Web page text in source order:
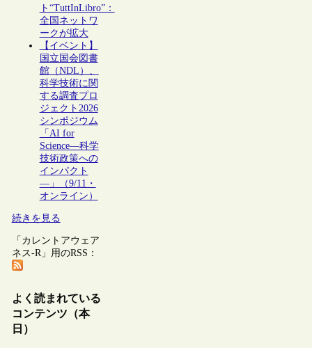
ト“TuttInLibro”：
全国ネットワ
ークが拡大
【イベント】
国立国会図書
館（NDL）、
科学技術に関
する調査プロ
ジェクト2026
シンポジウム
「AI for
Science―科学
技術政策への
インパクト
―」（9/11・
オンライン）
続きを見る
「カレントアウェア
ネス-R」用のRSS：
よく読まれている
コンテンツ（本
日）